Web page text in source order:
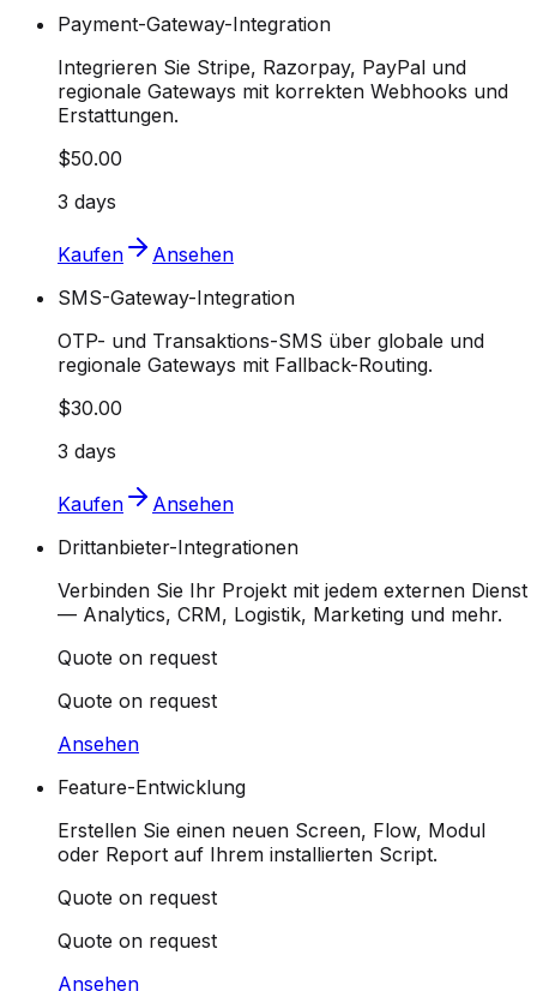
Payment-Gateway-Integration
Integrieren Sie Stripe, Razorpay, PayPal und
regionale Gateways mit korrekten Webhooks und
Erstattungen.
$50.00
3 days
Kaufen
Ansehen
SMS-Gateway-Integration
OTP- und Transaktions-SMS über globale und
regionale Gateways mit Fallback-Routing.
$30.00
3 days
Kaufen
Ansehen
Drittanbieter-Integrationen
Verbinden Sie Ihr Projekt mit jedem externen Dienst
— Analytics, CRM, Logistik, Marketing und mehr.
Quote on request
Quote on request
Ansehen
Feature-Entwicklung
Erstellen Sie einen neuen Screen, Flow, Modul
oder Report auf Ihrem installierten Script.
Quote on request
Quote on request
Ansehen